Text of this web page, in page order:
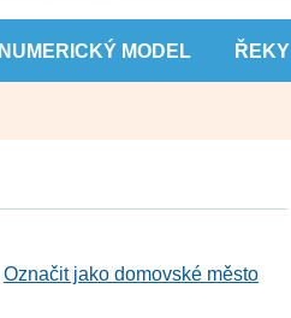
NUMERICKÝ MODEL ŘEKY
Označit jako domovské město